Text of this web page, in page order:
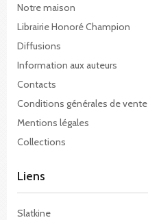
Notre maison
Librairie Honoré Champion
Diffusions
Information aux auteurs
Contacts
Conditions générales de vente
Mentions légales
Collections
Liens
Slatkine